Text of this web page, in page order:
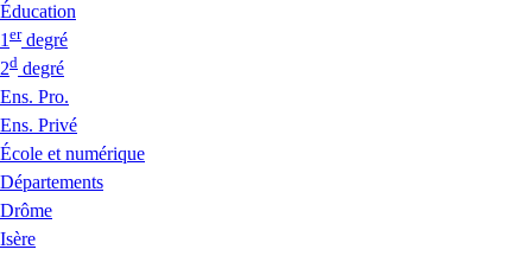
Éducation
1 erdegré
2d degré
Ens. Pro.
Ens. Privé
École et numérique
Départements
Drôme
Isère